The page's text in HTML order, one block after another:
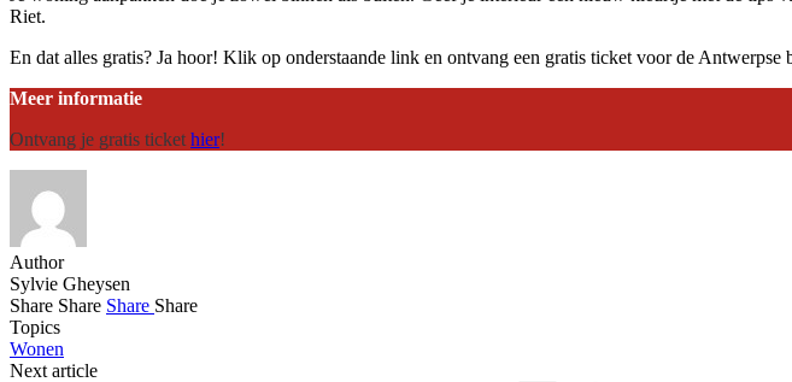
Riet.
En dat alles gratis? Ja hoor! Klik op onderstaande link en ontvang een gratis ticket voor de
Meer informatie
Ontvang je gratis ticket hier!
Author
Sylvie Gheysen
Share Share Share Share
Topics
Wonen
Next article